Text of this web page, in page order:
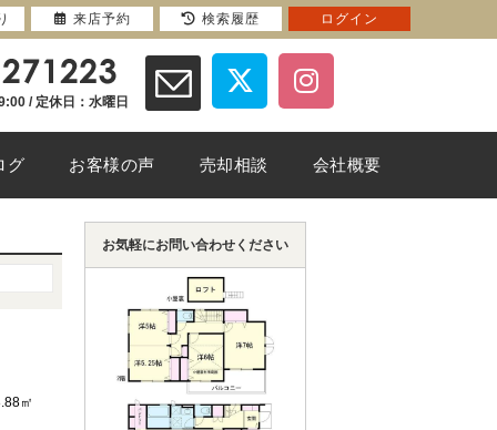
/ 定休日：水曜日
グ お客様の声 売却相談 会社概要
㎡
お気軽にお問い合わせください
来店予約 検索履歴 ログイン